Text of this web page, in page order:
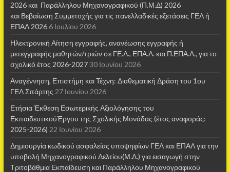
2026 και Παράλληλου Μηχανογραφικού (Π.Μ.Δ) 2026
και Βεβαίωση Συμμετοχής για τις πανελλαδικές εξετάσεις ΓΕΛ ή
ΕΠΑΛ 2026 6 Ιουλίου 2026
Ηλεκτρονική Αίτηση εγγραφής, ανανέωσης εγγραφής ή
μετεγγραφής μαθητών/τριών σε ΓΕ.Λ., ΕΠΑ.Λ. και Π.ΕΠΑ.Λ., για το
σχολικό έτος 2026-202730 Ιουνίου 2026
Αναγέννηση, Επιστήμη και Τέχνη: Διαθεματική Δράση του 1ου
ΓΕΛ Σπάρτης 27 Ιουνίου 2026
Ετήσια Έκθεση Εσωτερικής Αξιολόγησης του
ΕκπαιδευτικούΈργου της Σχολικής Μονάδας (έτος αναφοράς:
2025-2026) 22 Ιουνίου 2026
Δημιουργία κωδικού ασφαλείας υποψηφίων ΓΕΛ και ΕΠΑΛ για την
υποβολή Μηχανογραφικού Δελτίου(Μ.Δ.) για εισαγωγή στην
Τριτοβάθμια Εκπαίδευση και Παράλληλου Μηχανογραφικού